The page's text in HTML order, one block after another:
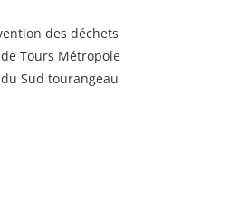
des déchets
Tours Métropole
Sud tourangeau